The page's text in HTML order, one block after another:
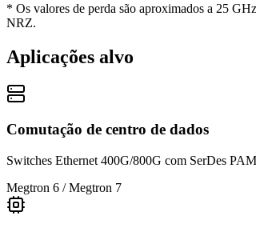
* Os valores de perda são aproximados a 25
NRZ.
Aplicações alvo
Comutação de centro de dados
Switches Ethernet 400G/800G com SerDes
Megtron 6 / Megtron 7